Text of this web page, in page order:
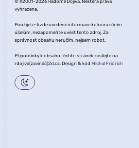
© X2001-2026 Radomil Dojiva. Některá práva
vyhrazena.
Použijete-li zde uvedené informace ke komerčním
účelům, nezapomeňte uvést tento zdroj. Za
správnost obsahu neručím, nejsem robot.
Připomínky k obsahu těchto stránek zasílejte na
rdojiva(zavináč)2d.cz. Design & kód Michal Fridrich